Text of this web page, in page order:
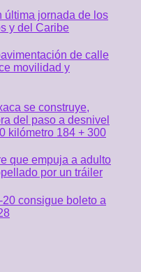
última jornada de los
y del Caribe
de calle
movilidad y
se construye,
del paso a desnivel
kilómetro 184 + 300
que empuja a adulto
por un tráiler
consigue boleto a